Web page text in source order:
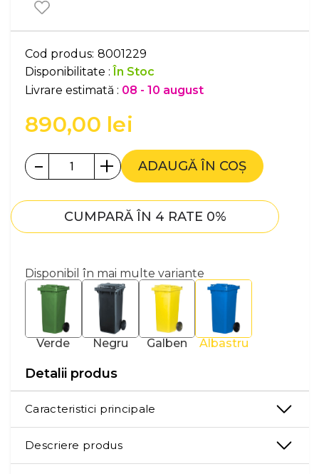
Cod produs: 8001229
Disponibilitate :În Stoc
Livrare estimată : 08 - 10 august
890,00 lei
- + ADAUGĂ ÎN COȘ
CUMPARĂ ÎN 4 RATE 0%
Disponibil în mai multe variante
Verde Negru Galben Albastru
Detalii produs
Caracteristici principale
Descriere produs